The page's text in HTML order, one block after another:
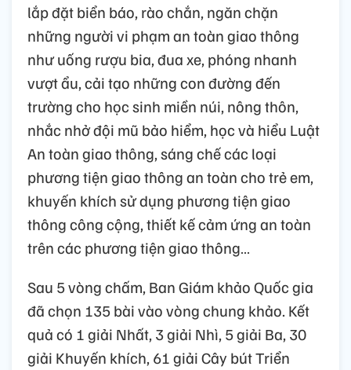
lắp đặt biển báo, rào chắn, ngăn chặn
những người vi phạm an toàn giao thông
như uống rượu bia, đua xe, phóng nhanh
vượt ẩu, cải tạo những con đường đến
trường cho học sinh miền núi, nông thôn,
nhắc nhở đội mũ bảo hiểm, học và hiểu Luật
An toàn giao thông, sáng chế các loại
phương tiện giao thông an toàn cho trẻ em,
khuyến khích sử dụng phương tiện giao
thông công cộng, thiết kế cảm ứng an toàn
trên các phương tiện giao thông…
Sau 5 vòng chấm, Ban Giám khảo Quốc gia
đã chọn 135 bài vào vòng chung khảo. Kết
quả có 1 giải Nhất, 3 giải Nhì, 5 giải Ba, 30
giải Khuyến khích, 61 giải Cây bút Triển